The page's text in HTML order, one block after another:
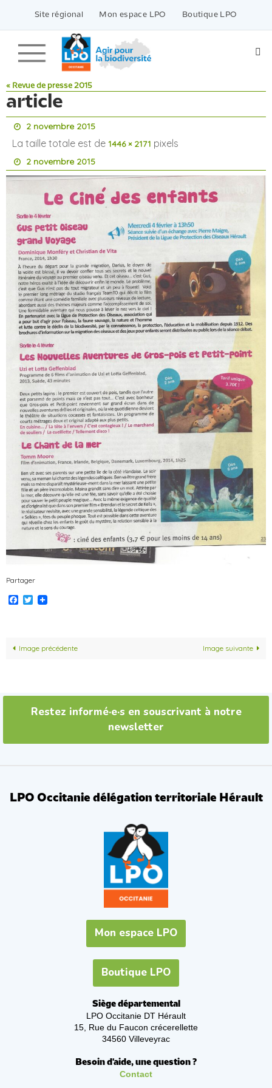
contenu
Site régional Mon espace LPO Boutique LPO
« Revue de presse 2015
article
2 novembre 2015
La taille totale est de 1446 × 2171 pixels
2 novembre 2015
Partager
Facebook
Twitter
Image précédente Image suivante
Restez informé·e·s en souscrivant à notre
newsletter
LPO Occitanie délégation territoriale Hérault
Mon espace LPO
Boutique LPO
Siège départemental
LPO Occitanie DT Hérault
15, Rue du Faucon crécerellette
34560 Villeveyrac
Besoin d'aide, une question ?
Contact